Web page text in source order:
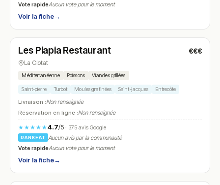
Vote rapideAucun vote pour le moment
Voir la fiche→
N° 23
Les Piapia Restaurant €€€
La Ciotat
Méditerranéenne Poissons Viandes grillées
Saint-pierre Turbot Moules gratinées Saint-jacques Entrecôte
Livraison :Non renseignée
Réservation en ligne :Non renseignée
★★★★★4.7/5· 375 avis Google
RANKEAT
Aucun avis par la communauté
Vote rapideAucun vote pour le moment
Voir la fiche→